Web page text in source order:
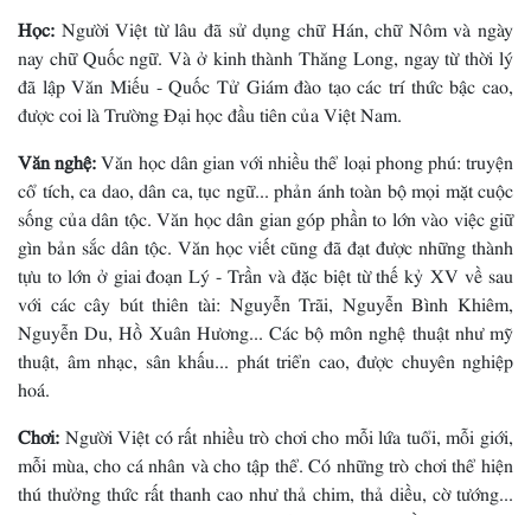
Học: Người Việt từ lâu đã sử dụng chữ Hán, chữ Nôm và ngày
nay chữ Quốc ngữ. Và ở kinh thành Thăng Long, ngay từ thời lý
đã lập Văn Miếu - Quốc Tử Giám đào tạo các trí thức bậc cao,
được coi là Trường Ðại học đầu tiên của Việt Nam.
Văn nghệ:Văn học dân gian với nhiều thể loại phong phú: truyện
cổ tích, ca dao, dân ca, tục ngữ... phản ánh toàn bộ mọi mặt cuộc
sống của dân tộc. Văn học dân gian góp phần to lớn vào việc giữ
gìn bản sắc dân tộc. Văn học viết cũng đã đạt được những thành
tựu to lớn ở giai đoạn Lý - Trần và đặc biệt từ thế kỷ XV về sau
với các cây bút thiên tài: Nguyễn Trãi, Nguyễn Bình Khiêm,
Nguyễn Du, Hồ Xuân Hương... Các bộ môn nghệ thuật như mỹ
thuật, âm nhạc, sân khấu... phát triển cao, được chuyên nghiệp
hoá.
Chơi:Người Việt có rất nhiều trò chơi cho mỗi lứa tuổi, mỗi giới,
mỗi mùa, cho cá nhân và cho tập thể. Có những trò chơi thể hiện
thú thưởng thức rất thanh cao như thả chim, thả diều, cờ tướng...